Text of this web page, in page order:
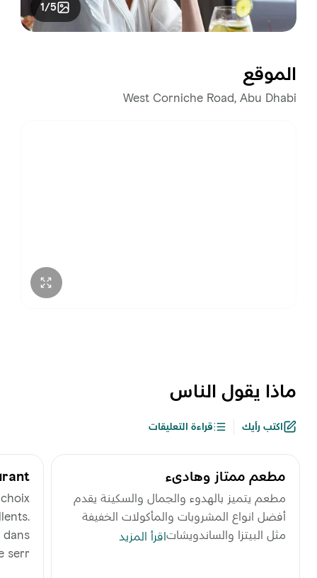
1/5
الموقع
West Corniche Road, Abu Dhabi
ماذا يقول الناس
اكتب رأيك قراءة التعليقات
مطعم ممتاز وهاديء
مطعم يتميز بالهدوء والجمال والسكينة يقدم
أفضل انواع المشروبات والمأكولات الخفيفة
مثل البيتزا والساندويشاتاقرأ المزيد
dans
serr...